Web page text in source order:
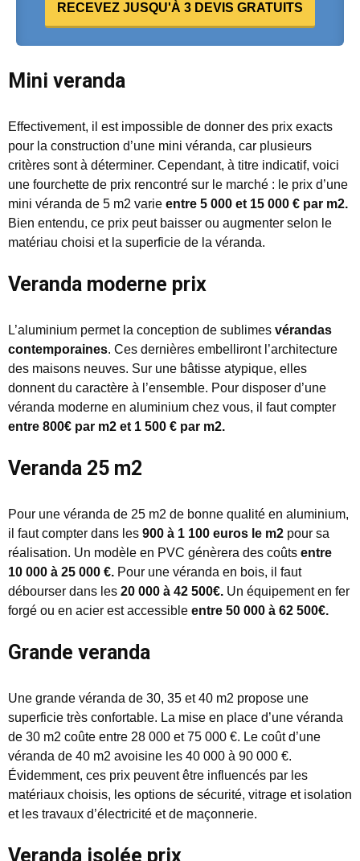
RECEVEZ JUSQU'À 3 DEVIS GRATUITS
Mini veranda
Effectivement, il est impossible de donner des prix exacts
pour la construction d’une mini véranda, car plusieurs
critères sont à déterminer. Cependant, à titre indicatif, voici
une fourchette de prix rencontré sur le marché : le prix d’une
mini véranda de 5 m2 varie entre 5 000 et 15 000 € par m2.
Bien entendu, ce prix peut baisser ou augmenter selon le
matériau choisi et la superficie de la véranda.
Veranda moderne prix
L’aluminium permet la conception de sublimes vérandas
contemporaines. Ces dernières embelliront l’architecture
des maisons neuves. Sur une bâtisse atypique, elles
donnent du caractère à l’ensemble. Pour disposer d’une
véranda moderne en aluminium chez vous, il faut compter
entre 800€ par m2 et 1 500 € par m2.
Veranda 25 m2
Pour une véranda de 25 m2 de bonne qualité en aluminium,
il faut compter dans les 900 à 1 100 euros le m2 pour sa
réalisation. Un modèle en PVC génèrera des coûts entre
10 000 à 25 000 €. Pour une véranda en bois, il faut
débourser dans les 20 000 à 42 500€. Un équipement en fer
forgé ou en acier est accessible entre 50 000 à 62 500€.
Grande veranda
Une grande véranda de 30, 35 et 40 m2 propose une
superficie très confortable. La mise en place d’une véranda
de 30 m2 coûte entre 28 000 et 75 000 €. Le coût d’une
véranda de 40 m2 avoisine les 40 000 à 90 000 €.
Évidemment, ces prix peuvent être influencés par les
matériaux choisis, les options de sécurité, vitrage et isolation
et les travaux d’électricité et de maçonnerie.
Veranda isolée prix